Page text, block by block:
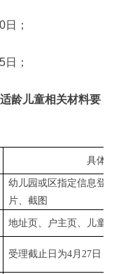
；
；
龄儿童相关材料要
具体
幼儿园或区指定信息登
片、截图
地址页、户主页、儿童
受理截止日为4月27日